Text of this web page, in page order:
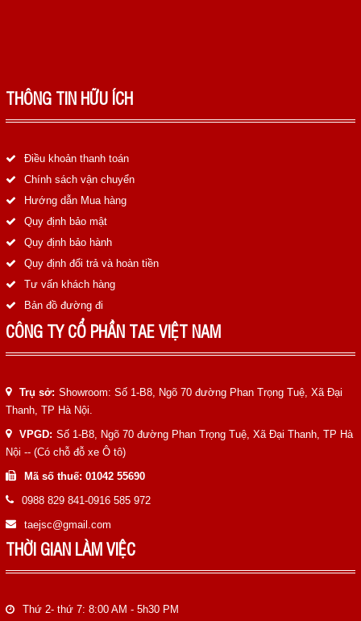
THÔNG TIN HỮU ÍCH
Điều khoản thanh toán
Chính sách vận chuyển
Hướng dẫn Mua hàng
Quy định bảo mật
Quy định bảo hành
Quy định đổi trả và hoàn tiền
Tư vấn khách hàng
Bản đồ đường đi
CÔNG TY CỔ PHẦN TAE VIỆT NAM
Trụ sở: Showroom: Số 1-B8, Ngõ 70 đường Phan Trọng Tuệ, Xã Đại
Thanh, TP Hà Nội.
VPGD: Số 1-B8, Ngõ 70 đường Phan Trọng Tuệ, Xã Đại Thanh, TP Hà
Nội -- (Có chỗ đỗ xe Ô tô)
Mã số thuế: 01042 55690
0988 829 841-0916 585 972
taejsc@gmail.com
THỜI GIAN LÀM VIỆC
Thứ 2- thứ 7: 8:00 AM - 5h30 PM